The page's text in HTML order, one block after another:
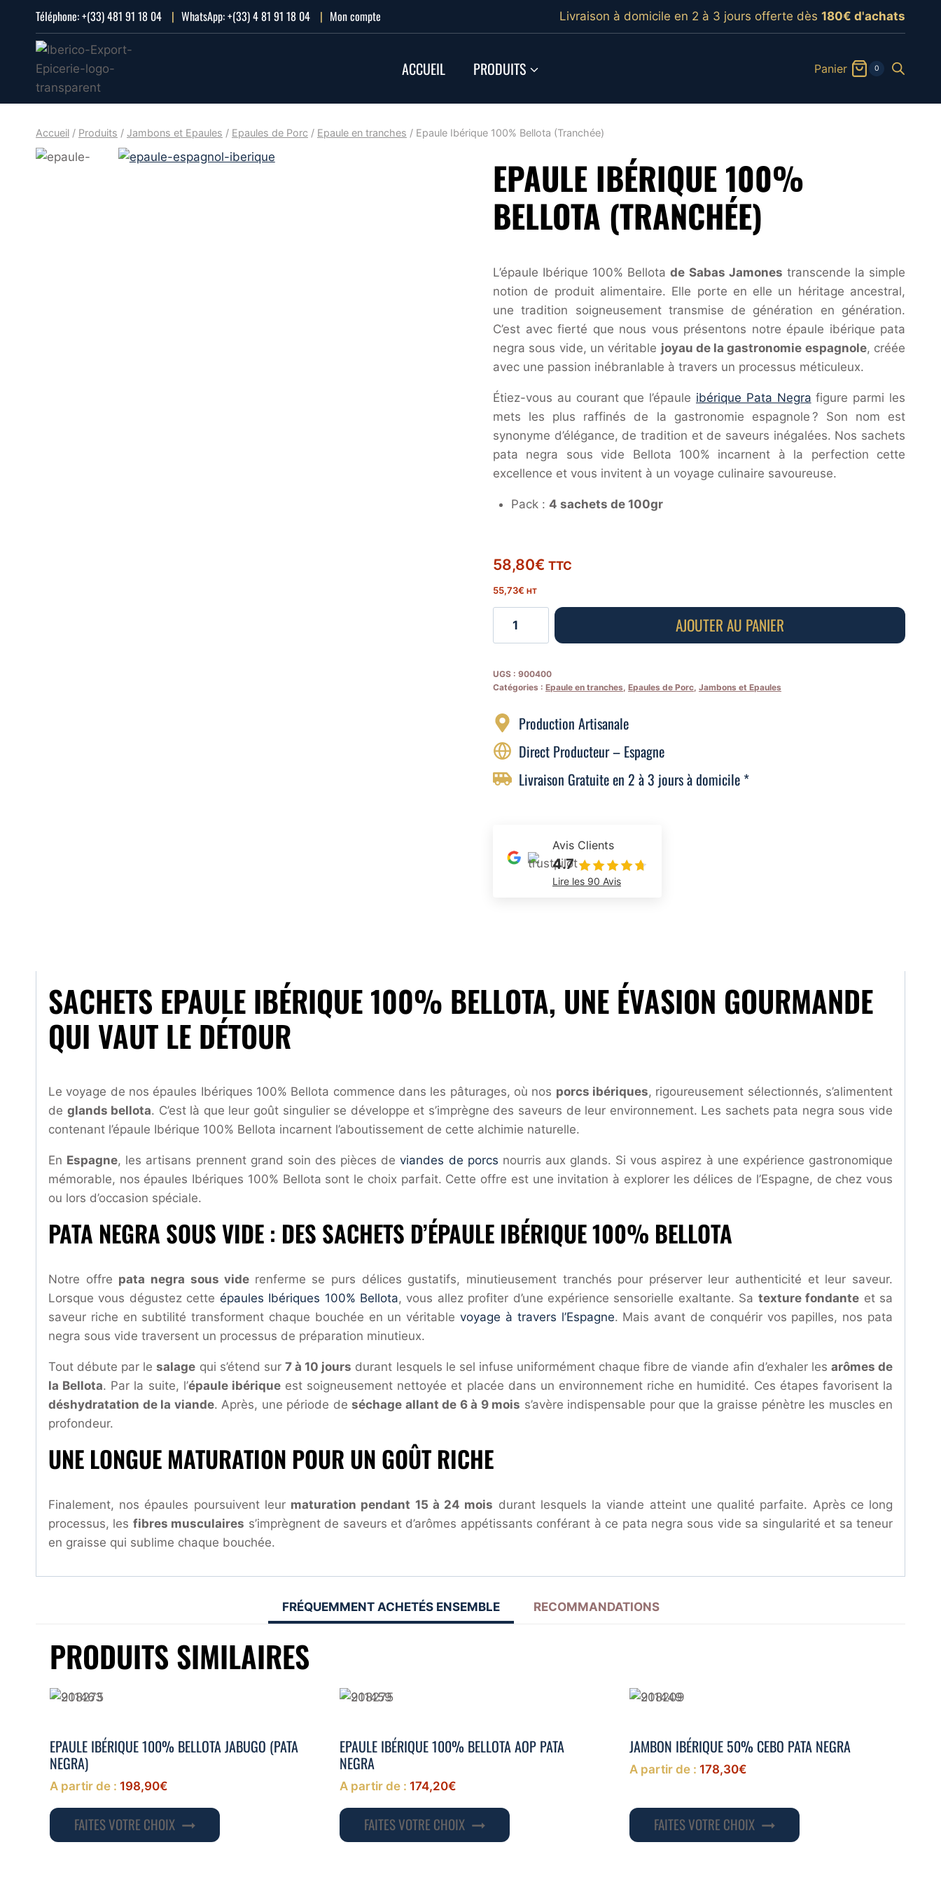
contenu
Téléphone:+(33) 481 91 18 04 | WhatsApp:+(33) 4 81 91 18 04 | Mon compte Livraison à domicile en 2 à 3 jours offerte dès 180€ d'achats
ACCUEIL PRODUITS Panier 0
Accueil / Produits / Jambons et Epaules / Epaules de Porc / Epaule en tranches / Epaule Ibérique 100% Bellota (Tranchée)
EPAULE IBÉRIQUE 100%
BELLOTA (TRANCHÉE)
L’épaule Ibérique 100% Bellotade Sabas Jamones transcende la simple
notion de produit alimentaire. Elle porte en elle un héritage ancestral,
une tradition soigneusement transmise de génération en génération.
C’est avec fierté que nous vous présentons notre épaule ibérique pata
negra sous vide, un véritable joyau de la gastronomie espagnole, créée
avec une passion inébranlable à travers un processus méticuleux.
Étiez-vous au courant que l’épaule ibérique Pata Negra figure parmi les
mets les plus raffinés de la gastronomie espagnole ? Son nom est
synonyme d’élégance, de tradition et de saveurs inégalées. Nos sachets
pata negra sous vide Bellota 100% incarnent à la perfection cette
excellence et vous invitent à un voyage culinaire savoureuse.
Pack : 4 sachets de 100gr
58,80€ TTC
55,73€ HT
Ibérique
100%
Bellota
(Tranchée)
AJOUTER AU PANIER
UGS : 900400
Catégories : Epaule en tranches, Epaules de Porc, Jambons et Epaules
Production Artisanale
Direct Producteur – Espagne
Livraison Gratuite en 2 à 3 jours à domicile *
Avis Clients
4.7
Lire les 90 Avis
SACHETS EPAULE IBÉRIQUE 100% BELLOTA, UNE ÉVASION GOURMANDE
QUI VAUT LE DÉTOUR
Le voyage de nos épaules Ibériques 100% Bellota commence dans les pâturages, où nos porcs ibériques, rigoureusement sélectionnés, s’alimentent
de glands bellota. C’est là que leur goût singulier se développe et s’imprègne des saveurs de leur environnement. Les sachets pata negra sous vide
contenant l’épaule Ibérique 100% Bellota incarnent l’aboutissement de cette alchimie naturelle.
En Espagne, les artisans prennent grand soin des pièces deviandes de porcs nourris aux glands. Si vous aspirez à une expérience gastronomique
mémorable, nos épaules Ibériques 100% Bellota sont le choix parfait. Cette offre est une invitation à explorer les délices de l’Espagne, de chez vous
ou lors d’occasion spéciale.
PATA NEGRA SOUS VIDE : DES SACHETS D’ÉPAULE IBÉRIQUE 100% BELLOTA
Notre offre pata negra sous vide renferme se purs délices gustatifs, minutieusement tranchés pour préserver leur authenticité et leur saveur.
Lorsque vous dégustez cette épaules Ibériques 100% Bellota, vous allez profiter d’une expérience sensorielle exaltante. Sa texture fondante et sa
saveur riche en subtilité transforment chaque bouchée en un véritablevoyage à travers l’Espagne. Mais avant de conquérir vos papilles, nos pata
negra sous vide traversent un processus de préparation minutieux.
Tout débute par lesalage qui s’étend sur 7 à 10 jours durant lesquels le sel infuse uniformément chaque fibre de viande afin d’exhaler les arômes de
la Bellota. Par la suite, l’épaule ibériqueest soigneusement nettoyée et placée dans un environnement riche en humidité. Ces étapes favorisent la
déshydratation de la viande. Après, une période de séchage allant de 6 à 9 mois s’avère indispensable pour que la graisse pénètre les muscles en
profondeur.
UNE LONGUE MATURATION POUR UN GOÛT RICHE
Finalement, nos épaules poursuivent leur maturation pendant 15 à 24 mois durant lesquels la viande atteint une qualité parfaite. Après ce long
processus, les fibres musculaires s’imprègnent de saveurs et d’arômes appétissants conférant à ce pata negra sous vide sa singularité et sa teneur
en graisse qui sublime chaque bouchée.
FRÉQUEMMENT ACHETÉS ENSEMBLE RECOMMANDATIONS
PRODUITS SIMILAIRES
EPAULE IBÉRIQUE 100% BELLOTA JABUGO (PATA
NEGRA)
A partir de : 198,90€
FAITES VOTRE CHOIX
Ce
produit
EPAULE IBÉRIQUE 100% BELLOTA AOP PATA
NEGRA
A partir de : 174,20€
FAITES VOTRE CHOIX
Ce
produit
JAMBON IBÉRIQUE 50% CEBO PATA NEGRA
A partir de : 178,30€
FAITES VOTRE CHOIX
Ce
produit